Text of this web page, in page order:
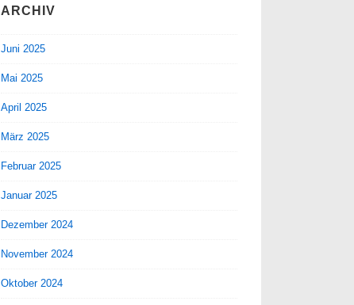
ARCHIV
Juni 2025
Mai 2025
April 2025
März 2025
Februar 2025
Januar 2025
Dezember 2024
November 2024
Oktober 2024